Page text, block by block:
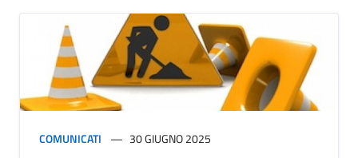
COMUNICATI 30 GIUGNO 2025